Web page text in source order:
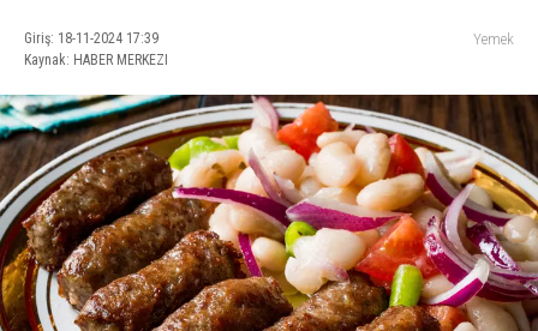
Giriş: 18-11-2024 17:39
Kaynak: HABER MERKEZI
Yemek